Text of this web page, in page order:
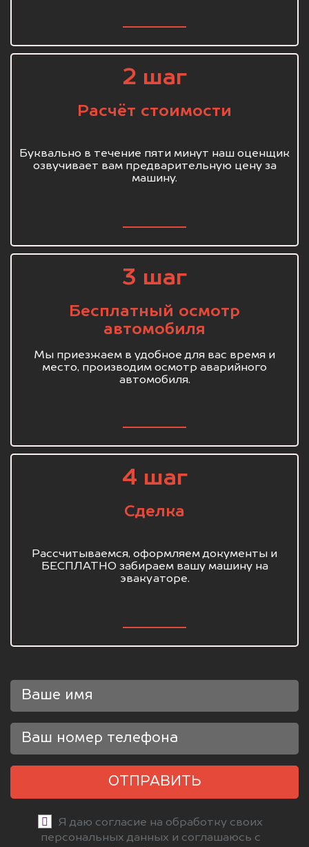
2 шаг
Расчёт стоимости
Буквально в течение пяти минут наш оценщик
озвучивает вам предварительную цену за
машину.
3 шаг
Бесплатный осмотр
автомобиля
Мы приезжаем в удобное для вас время и
место, производим осмотр аварийного
автомобиля.
4 шаг
Сделка
Рассчитываемся, оформляем документы и
БЕСПЛАТНО забираем вашу машину на
эвакуаторе.
ОТПРАВИТЬ
Я даю согласие на обработку своих
персональных данных и соглашаюсь с